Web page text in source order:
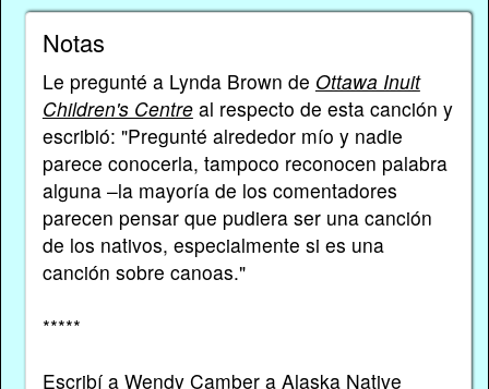
Notas
Le pregunté a Lynda Brown de Ottawa Inuit
Children's Centreal respecto de esta canción y
escribió: "Pregunté alrededor mío y nadie
parece conocerla, tampoco reconocen palabra
alguna –la mayoría de los comentadores
parecen pensar que pudiera ser una canción
de los nativos, especialmente si es una
canción sobre canoas."
*****
Escribí a Wendy Camber a Alaska Native